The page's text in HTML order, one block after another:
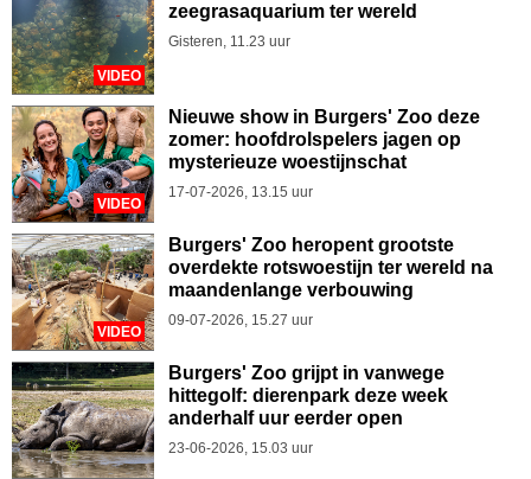
VIDEO
zeegrasaquarium ter wereld
Gisteren, 11.23 uur
VIDEO
Nieuwe show in Burgers' Zoo deze
zomer: hoofdrolspelers jagen op
mysterieuze woestijnschat
17-07-2026, 13.15 uur
VIDEO
Burgers' Zoo heropent grootste
overdekte rotswoestijn ter wereld na
maandenlange verbouwing
09-07-2026, 15.27 uur
Burgers' Zoo grijpt in vanwege
hittegolf: dierenpark deze week
anderhalf uur eerder open
23-06-2026, 15.03 uur